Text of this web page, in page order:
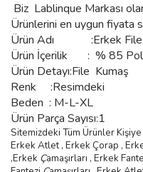
Biz Lablinque Markası
Ürünlerini en uygun fiyata
Ürün Adı :Erkek
Ürün İçerilik : % 85
Ürün Detayı:File Kumaş
Renk :Resimdeki
Beden : M-L-XL
Ürün Parça Sayısı:1
Sitemizdeki Tüm Ürünler
Erkek Atlet , Erkek Çorap ,
,Erkek Çamaşırları , Erkek